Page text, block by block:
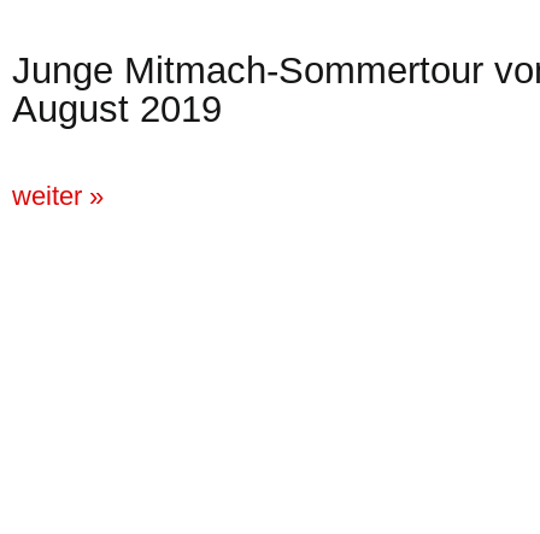
Junge Mitmach-Sommertour
August 2019
weiter »